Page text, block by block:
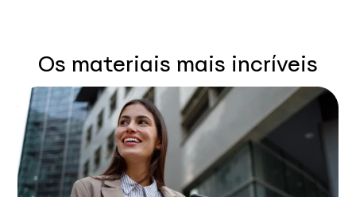
Os materiais mais incríveis